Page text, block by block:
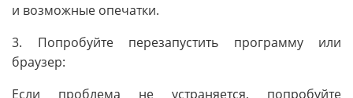
и возможные опечатки.
3. Попробуйте перезапустить программу или
браузер:
Если проблема не устраняется, попробуйте